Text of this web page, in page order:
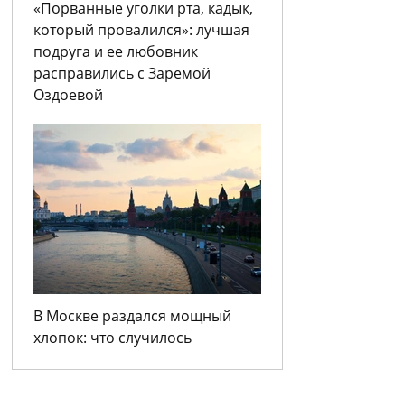
«Порванные уголки рта, кадык,
который провалился»: лучшая
подруга и ее любовник
расправились с Заремой
Оздоевой
В Москве раздался мощный
хлопок: что случилось